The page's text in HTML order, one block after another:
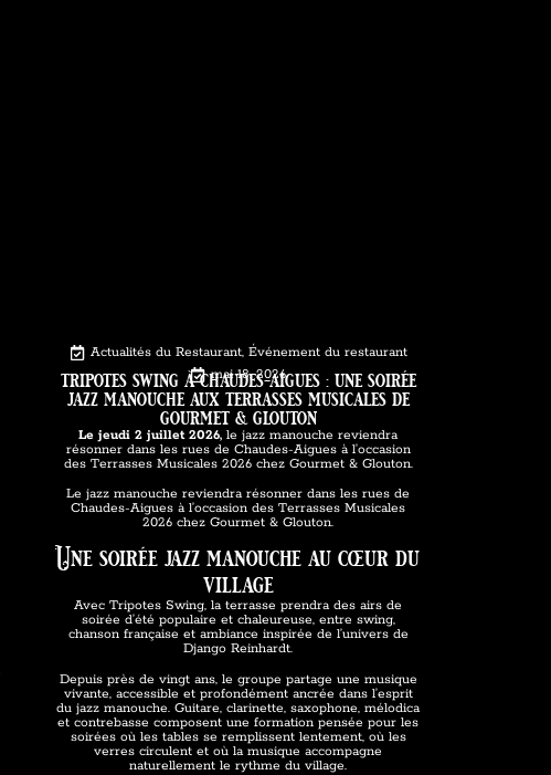
Actualités du Restaurant, Événement du restaurant
mai 18, 2026
tripotes swing à chaudes-aigues : une soirée
jazz manouche aux terrasses musicales de
gourmet & glouton
Le jeudi 2 juillet 2026, le jazz manouche reviendra
résonner dans les rues de Chaudes-Aigues à l’occasion
des Terrasses Musicales 2026 chez Gourmet & Glouton.
Le jazz manouche reviendra résonner dans les rues de
Chaudes-Aigues à l’occasion des Terrasses Musicales
2026 chez Gourmet & Glouton.
Une soirée jazz manouche au cœur du
village
Avec Tripotes Swing, la terrasse prendra des airs de
soirée d’été populaire et chaleureuse, entre swing,
chanson française et ambiance inspirée de l’univers de
Django Reinhardt.
Depuis près de vingt ans, le groupe partage une musique
vivante, accessible et profondément ancrée dans l’esprit
du jazz manouche. Guitare, clarinette, saxophone, mélodica
et contrebasse composent une formation pensée pour les
soirées où les tables se remplissent lentement, où les
verres circulent et où la musique accompagne
naturellement le rythme du village.